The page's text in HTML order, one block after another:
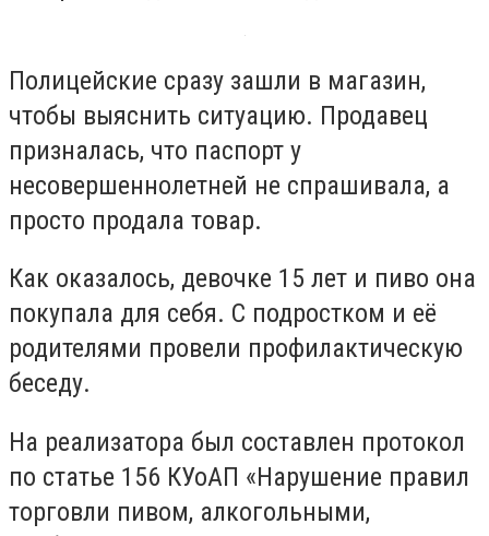
Полицейские сразу зашли в магазин,
чтобы выяснить ситуацию. Продавец
призналась, что паспорт у
несовершеннолетней не спрашивала, а
просто продала товар.
Как оказалось, девочке 15 лет и пиво она
покупала для себя. С подростком и её
родителями провели профилактическую
беседу.
На реализатора был составлен протокол
по статье 156 КУоАП «Нарушение правил
торговли пивом, алкогольными,